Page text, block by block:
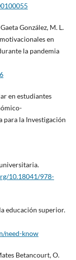
González, M. L.
en
la pandemia
en estudiantes
para la Investigación
10.18041/978-
educación superior.
need-know
Betancourt, O.